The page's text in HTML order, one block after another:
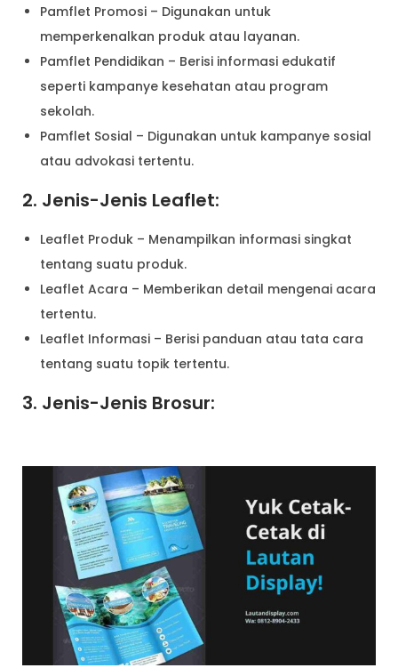
Pamflet Promosi – Digunakan untuk
memperkenalkan produk atau layanan.
Pamflet Pendidikan – Berisi informasi edukatif
seperti kampanye kesehatan atau program
sekolah.
Pamflet Sosial – Digunakan untuk kampanye sosial
atau advokasi tertentu.
2. Jenis-Jenis Leaflet:
Leaflet Produk – Menampilkan informasi singkat
tentang suatu produk.
Leaflet Acara – Memberikan detail mengenai acara
tertentu.
Leaflet Informasi – Berisi panduan atau tata cara
tentang suatu topik tertentu.
3. Jenis-Jenis Brosur: